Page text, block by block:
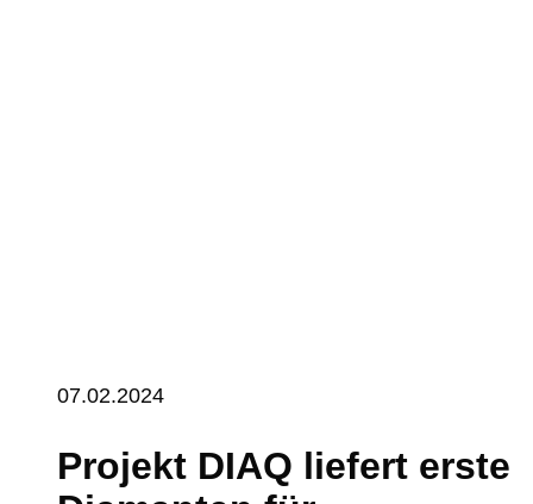
07.02.2024
Projekt DIAQ liefert erste